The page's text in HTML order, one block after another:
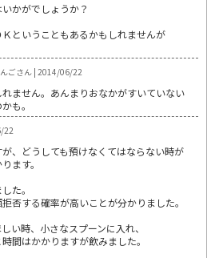
かがでしょうか？
ということもあるかもしれませんが
ごさん | 2014/06/22
ません。あんまりおなかがすいていない
も。
22
、どうしても預けなくてはならない時が
ます。
た。
否する確率が高いことが分かりました。
い時、小さなスプーンに入れ、
間はかかりますが飲みました。